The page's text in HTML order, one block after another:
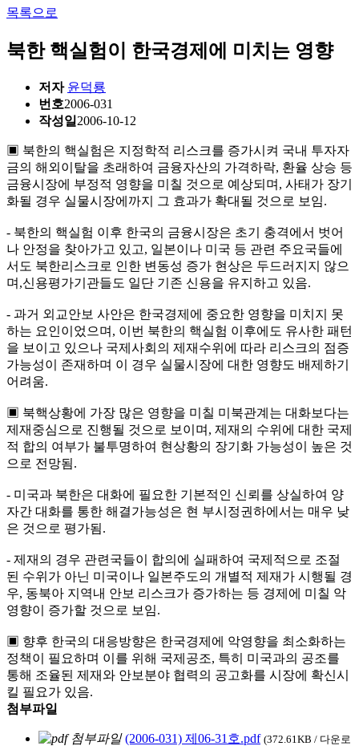
목록으로
북한 핵실험이 한국경제에 미치는 영향
저자 윤덕룡
번호2006-031
작성일 2006-10-12
▣ 북한의 핵실험은 지정학적 리스크를 증가시켜 국내 투자자
금의 해외이탈을 초래하여 금융자산의 가격하락, 환율 상승 등
금융시장에 부정적 영향을 미칠 것으로 예상되며, 사태가 장기
화될 경우 실물시장에까지 그 효과가 확대될 것으로 보임.
- 북한의 핵실험 이후 한국의 금융시장은 초기 충격에서 벗어
나 안정을 찾아가고 있고, 일본이나 미국 등 관련 주요국들에
서도 북한리스크로 인한 변동성 증가 현상은 두드러지지 않으
며,신용평가기관들도 일단 기존 신용을 유지하고 있음.
- 과거 외교안보 사안은 한국경제에 중요한 영향을 미치지 못
하는 요인이었으며, 이번 북한의 핵실험 이후에도 유사한 패턴
을 보이고 있으나 국제사회의 제재수위에 따라 리스크의 점증
가능성이 존재하며 이 경우 실물시장에 대한 영향도 배제하기
어려움.
▣ 북핵상황에 가장 많은 영향을 미칠 미북관계는 대화보다는
제재중심으로 진행될 것으로 보이며, 제재의 수위에 대한 국제
적 합의 여부가 불투명하여 현상황의 장기화 가능성이 높은 것
으로 전망됨.
- 미국과 북한은 대화에 필요한 기본적인 신뢰를 상실하여 양
자간 대화를 통한 해결가능성은 현 부시정권하에서는 매우 낮
은 것으로 평가됨.
- 제재의 경우 관련국들이 합의에 실패하여 국제적으로 조절
된 수위가 아닌 미국이나 일본주도의 개별적 제재가 시행될 경
우, 동북아 지역내 안보 리스크가 증가하는 등 경제에 미칠 악
영향이 증가할 것으로 보임.
▣ 향후 한국의 대응방향은 한국경제에 악영향을 최소화하는
정책이 필요하며 이를 위해 국제공조, 특히 미국과의 공조를
통해 조율된 제재와 안보분야 협력의 공고화를 시장에 확신시
킬 필요가 있음.
첨부파일
(2006-031) 제06-31호.pdf (372.61KB / 다운로